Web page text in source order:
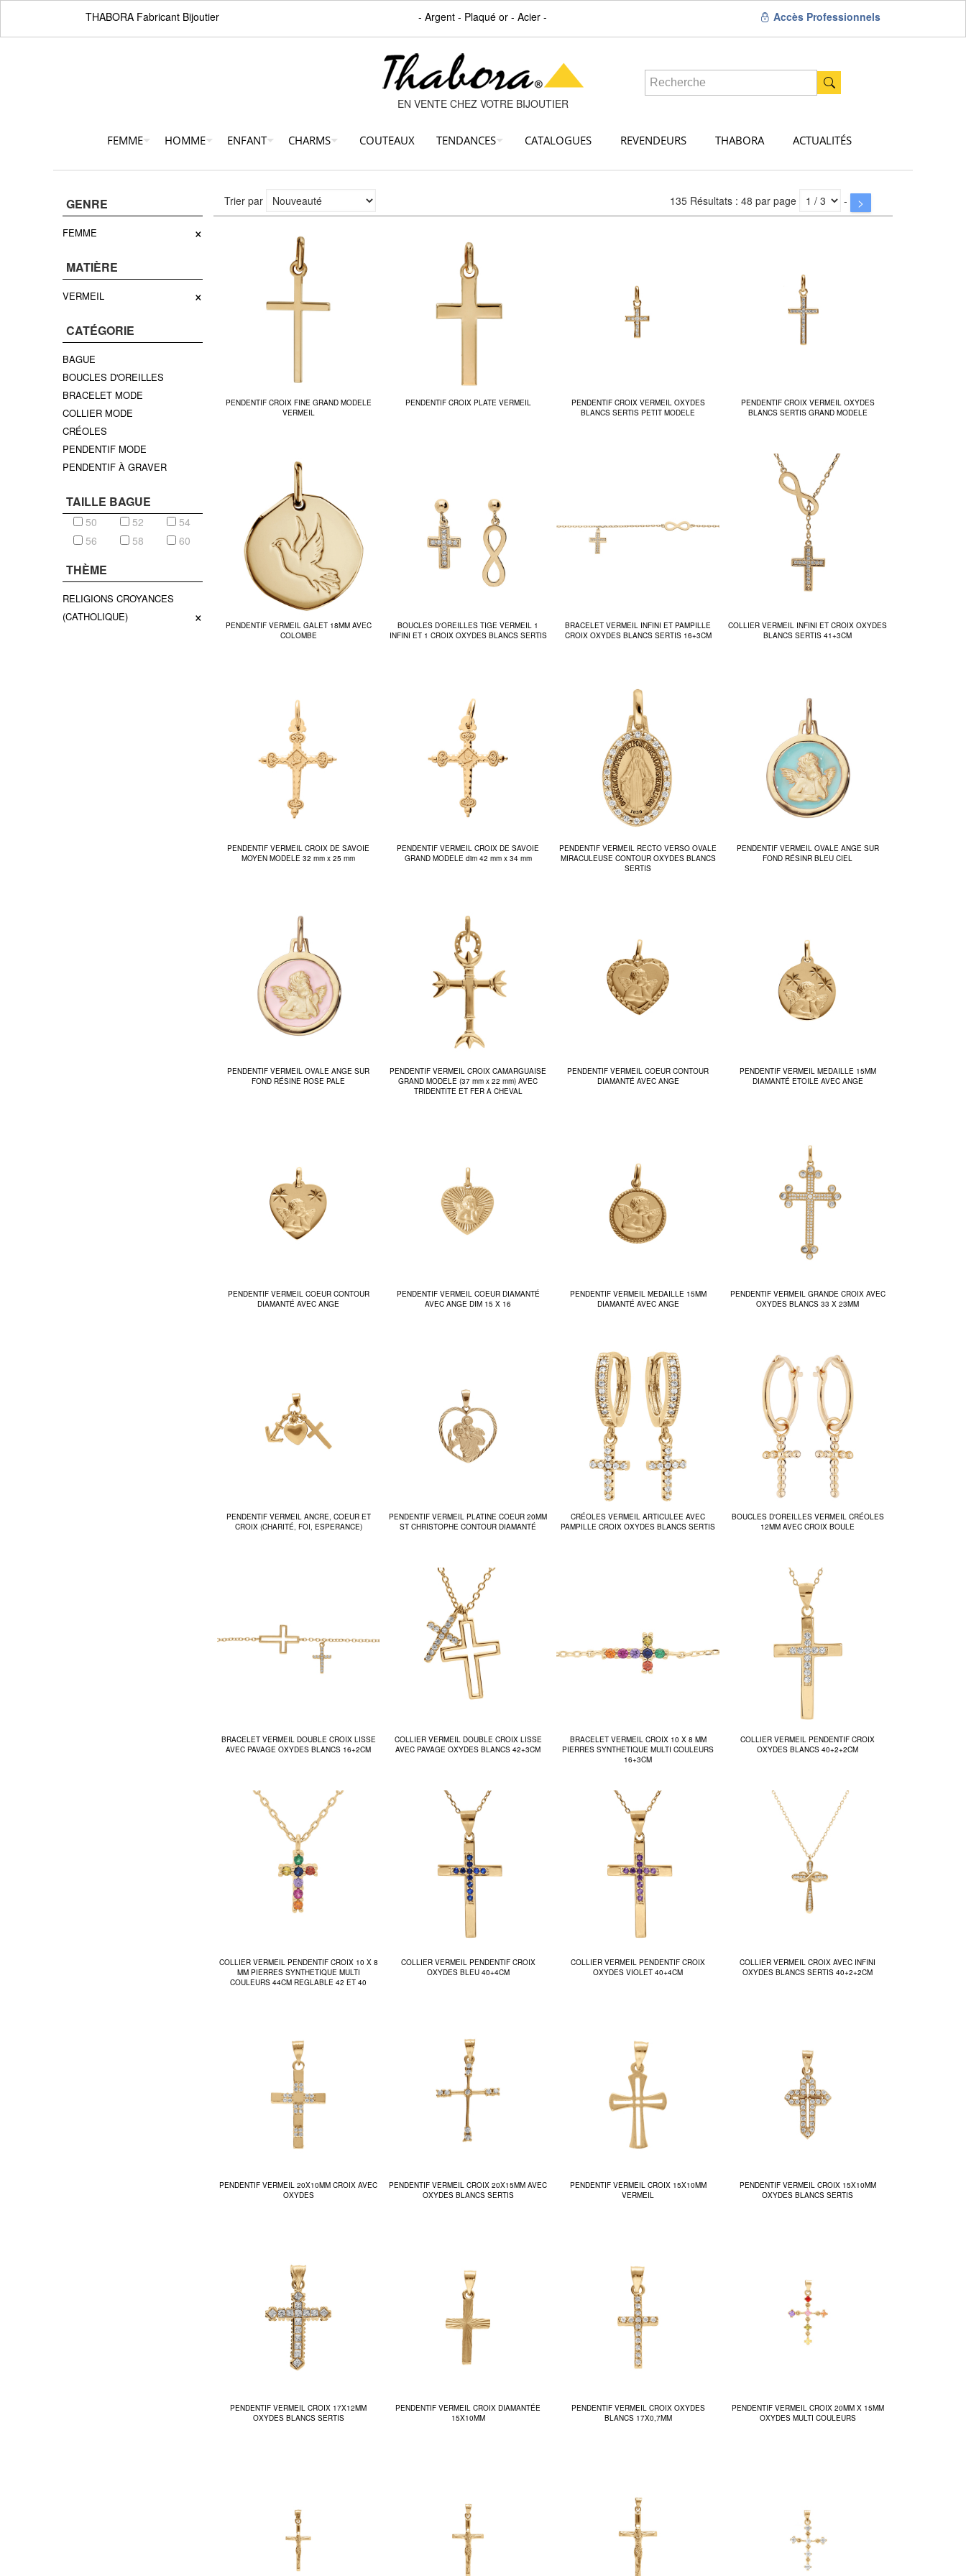
THABORA Fabricant Bijoutier - Argent - Plaqué or - Acier - Accès Professionnels
EN VENTE CHEZ VOTRE BIJOUTIER
FEMME HOMME ENFANT CHARMS COUTEAUX TENDANCES CATALOGUES REVENDEURS THABORA ACTUALITÉS
Trier par 135 Résultats : 48 par page - >
PENDENTIF CROIX FINE GRAND MODELE
VERMEIL
PENDENTIF CROIX PLATE VERMEIL
PENDENTIF CROIX VERMEIL OXYDES
BLANCS SERTIS PETIT MODELE
PENDENTIF CROIX VERMEIL OXYDES
BLANCS SERTIS GRAND MODELE
PENDENTIF VERMEIL GALET 18MM AVEC
COLOMBE
BOUCLES D'OREILLES TIGE VERMEIL 1
INFINI ET 1 CROIX OXYDES BLANCS SERTIS
BRACELET VERMEIL INFINI ET PAMPILLE
CROIX OXYDES BLANCS SERTIS 16+3CM
COLLIER VERMEIL INFINI ET CROIX OXYDES
BLANCS SERTIS 41+3CM
PENDENTIF VERMEIL CROIX DE SAVOIE
MOYEN MODELE 32 mm x 25 mm
PENDENTIF VERMEIL CROIX DE SAVOIE
GRAND MODELE dim 42 mm x 34 mm
PENDENTIF VERMEIL RECTO VERSO OVALE
MIRACULEUSE CONTOUR OXYDES BLANCS
SERTIS
PENDENTIF VERMEIL OVALE ANGE SUR
FOND RÉSINR BLEU CIEL
PENDENTIF VERMEIL OVALE ANGE SUR
FOND RÉSINE ROSE PALE
PENDENTIF VERMEIL CROIX CAMARGUAISE
GRAND MODELE (37 mm x 22 mm) AVEC
TRIDENTITE ET FER A CHEVAL
PENDENTIF VERMEIL COEUR CONTOUR
DIAMANTÉ AVEC ANGE
PENDENTIF VERMEIL MEDAILLE 15MM
DIAMANTÉ ETOILE AVEC ANGE
PENDENTIF VERMEIL COEUR CONTOUR
DIAMANTÉ AVEC ANGE
PENDENTIF VERMEIL COEUR DIAMANTÉ
AVEC ANGE DIM 15 X 16
PENDENTIF VERMEIL MEDAILLE 15MM
DIAMANTÉ AVEC ANGE
PENDENTIF VERMEIL GRANDE CROIX AVEC
OXYDES BLANCS 33 X 23MM
PENDENTIF VERMEIL ANCRE, COEUR ET
CROIX (CHARITÉ, FOI, ESPERANCE)
PENDENTIF VERMEIL PLATINE COEUR 20MM
ST CHRISTOPHE CONTOUR DIAMANTÉ
CRÉOLES VERMEIL ARTICULEE AVEC
PAMPILLE CROIX OXYDES BLANCS SERTIS
BOUCLES D'OREILLES VERMEIL CRÉOLES
12MM AVEC CROIX BOULE
BRACELET VERMEIL DOUBLE CROIX LISSE
AVEC PAVAGE OXYDES BLANCS 16+2CM
COLLIER VERMEIL DOUBLE CROIX LISSE
AVEC PAVAGE OXYDES BLANCS 42+3CM
BRACELET VERMEIL CROIX 10 X 8 MM
PIERRES SYNTHETIQUE MULTI COULEURS
16+3CM
COLLIER VERMEIL PENDENTIF CROIX
OXYDES BLANCS 40+2+2CM
COLLIER VERMEIL PENDENTIF CROIX 10 X 8
MM PIERRES SYNTHETIQUE MULTI
COULEURS 44CM REGLABLE 42 ET 40
COLLIER VERMEIL PENDENTIF CROIX
OXYDES BLEU 40+4CM
COLLIER VERMEIL PENDENTIF CROIX
OXYDES VIOLET 40+4CM
COLLIER VERMEIL CROIX AVEC INFINI
OXYDES BLANCS SERTIS 40+2+2CM
PENDENTIF VERMEIL 20X10MM CROIX AVEC
OXYDES
PENDENTIF VERMEIL CROIX 20X15MM AVEC
OXYDES BLANCS SERTIS
PENDENTIF VERMEIL CROIX 15X10MM
VERMEIL
PENDENTIF VERMEIL CROIX 15X10MM
OXYDES BLANCS SERTIS
PENDENTIF VERMEIL CROIX 17X12MM
OXYDES BLANCS SERTIS
PENDENTIF VERMEIL CROIX DIAMANTÉE
15X10MM
PENDENTIF VERMEIL CROIX OXYDES
BLANCS 17X0,7MM
PENDENTIF VERMEIL CROIX 20MM X 15MM
OXYDES MULTI COULEURS
GENRE
FEMME ×
MATIÈRE
VERMEIL ×
CATÉGORIE
BAGUE
BOUCLES D'OREILLES
BRACELET MODE
COLLIER MODE
CRÉOLES
PENDENTIF MODE
PENDENTIF À GRAVER
TAILLE BAGUE
50 52
54
56
58 60
THÈME
RELIGIONS CROYANCES
(CATHOLIQUE)
×